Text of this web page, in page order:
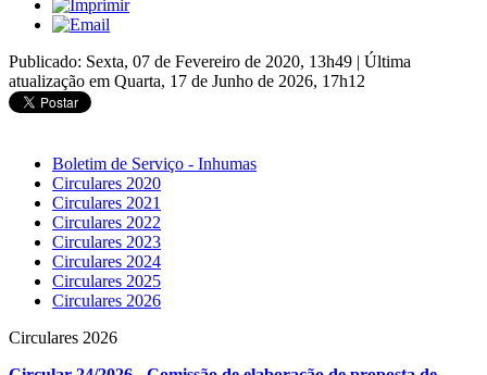
Publicado: Sexta, 07 de Fevereiro de 2020, 13h49 | Última
atualização em Quarta, 17 de Junho de 2026, 17h12
Boletim de Serviço - Inhumas
Circulares 2020
Circulares 2021
Circulares 2022
Circulares 2023
Circulares 2024
Circulares 2025
Circulares 2026
Circulares 2026